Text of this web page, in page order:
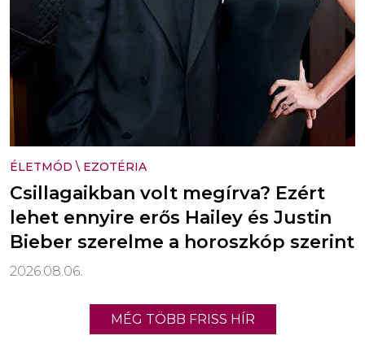
ÉLETMÓD \ EZOTÉRIA
Csillagaikban volt megírva? Ezért
lehet ennyire erős Hailey és Justin
Bieber szerelme a horoszkóp szerint
2026.08.06.
MÉG TÖBB FRISS HÍR